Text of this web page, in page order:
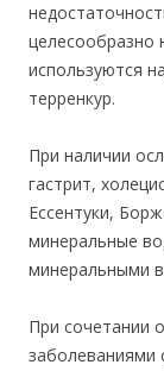
целесообразно
используются
терренкур.
При наличии
гастрит,
Ессентуки,
минеральные
минеральными
При сочетании
заболеваниями